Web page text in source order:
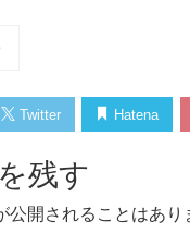
Twitter Hatena
残す
公開されることはあり